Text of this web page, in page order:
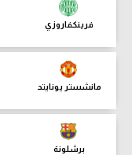
فرينكفاروزي
مانشستر يونايتد
برشلونة